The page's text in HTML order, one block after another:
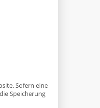
Sofern eine
Speicherung